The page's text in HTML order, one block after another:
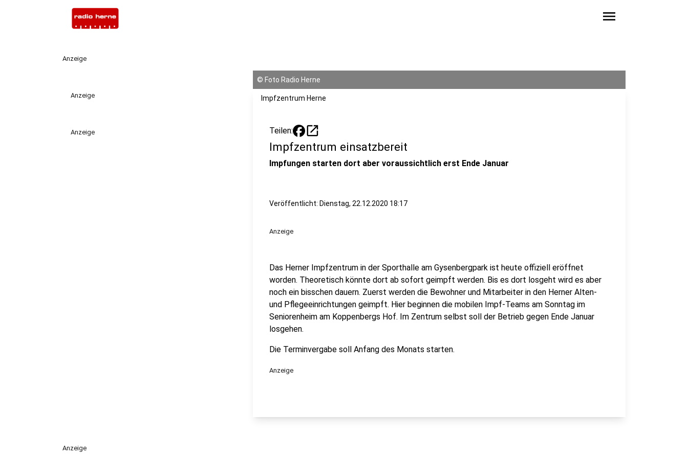
menu
Anzeige
Anzeige
Anzeige
© Foto Radio Herne
Impfzentrum Herne
Teilen: open_in_new
Impfzentrum einsatzbereit
Impfungen starten dort aber voraussichtlich erst Ende Januar
Veröffentlicht: Dienstag, 22.12.2020 18:17
Anzeige
Das Herner Impfzentrum in der Sporthalle am Gysenbergpark ist heute offiziell eröffnet
worden. Theoretisch könnte dort ab sofort geimpft werden. Bis es dort losgeht wird es aber
noch ein bisschen dauern. Zuerst werden die Bewohner und Mitarbeiter in den Herner Alten-
und Pflegeeinrichtungen geimpft. Hier beginnen die mobilen Impf-Teams am Sonntag im
Seniorenheim am Koppenbergs Hof. Im Zentrum selbst soll der Betrieb gegen Ende Januar
losgehen.
Die Terminvergabe soll Anfang des Monats starten.
Anzeige
Anzeige